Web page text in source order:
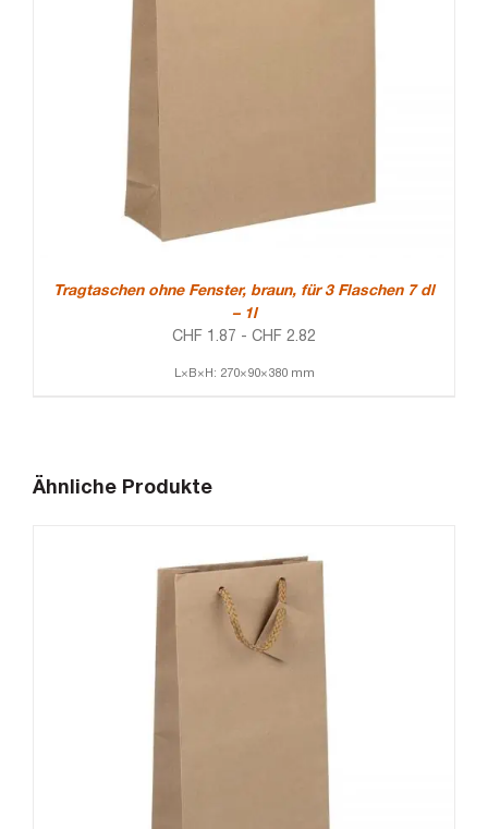
Tragtaschen ohne Fenster, braun, für 3 Flaschen 7 dl
– 1l
CHF 1.87 - CHF 2.82
L×B×H: 270×90×380 mm
Ähnliche Produkte